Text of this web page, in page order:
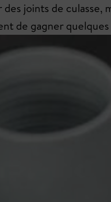
joints de culasse,
de gagner quelques